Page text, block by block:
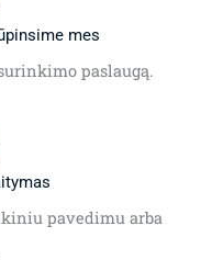
mes
paslaugą.
pavedimu arba